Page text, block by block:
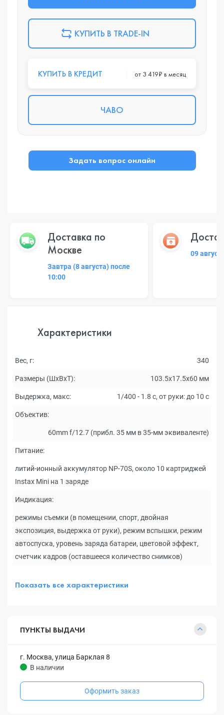
КУПИТЬ В TRADE-IN
КУПИТЬ В КРЕДИТ от 3 419₽ в месяц
ЧАВО
Задать вопрос онлайн
Доставка по
Москве
Завтра (8 августа) после
10:00
09
Характеристики
Вес, г: 340
Размеры (ШxВxТ): 103.5x17.5x60 мм
Выдержка, макс: 1/400 - 1.8 с, от руки: до 10 с
Объектив:
60mm f/12.7 (прибл. 35 мм в 35-мм эквиваленте)
Питание:
литий-ионный аккумулятор NP-70S, около 10 картриджей
Instax Mini на 1 заряде
Индикация:
режимы съемки (в помещении, спорт, двойная
экспозиция, выдержка от руки), режим вспышки, режим
автоспуска, уровень заряда батареи, цветовой эффект,
счетчик кадров (оставшееся количество снимков)
Показать все характеристики
ПУНКТЫ ВЫДАЧИ
г. Москва, улица Барклая 8
В наличии
Оформить заказ